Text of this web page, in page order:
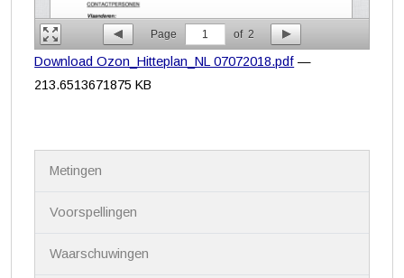
Page 1 of 2
Download Ozon_Hitteplan_NL 07072018.pdf —
213.6513671875 KB
Metingen
Voorspellingen
Waarschuwingen